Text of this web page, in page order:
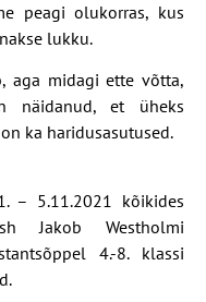
peagi olukorras, kus
lukku.
aga midagi ette võtta,
näidanud, et üheks
ka haridusasutused.
– 5.11.2021 kõikides
Jakob Westholmi
4.-8. klassi